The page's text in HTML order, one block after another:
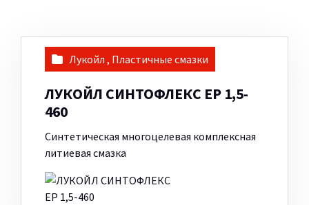
Лукойл , Пластичные смазки
ЛУКОЙЛ СИНТОФЛЕКС ЕР 1,5-
460
Синтетическая многоцелевая комплексная
литиевая смазка